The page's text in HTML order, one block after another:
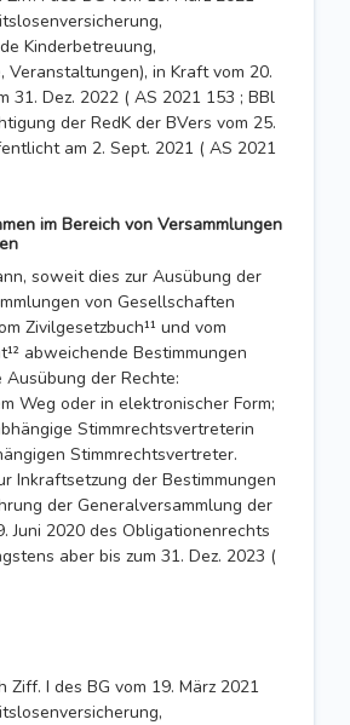
Kinderbetreuung,
Veranstaltungen), in Kraft vom 20.
31. Dez. 2022 ( AS 2021 153 ; BBl
der RedK der BVers vom 25.
am 2. Sept. 2021 ( AS 2021
im Bereich von Versammlungen
soweit dies zur Ausübung der
von Gesellschaften
Zivilgesetzbuch¹¹ und vom
abweichende Bestimmungen
der Rechte:
Weg oder in elektronischer Form;
Stimmrechtsvertreterin
Stimmrechtsvertreter.
Inkraftset­zung der Bestimmungen
der Generalversammlung der
Juni 2020 des Obligationen­rechts
aber bis zum 31. Dez. 2023 (
Ziff. I des BG vom 19. März 2021